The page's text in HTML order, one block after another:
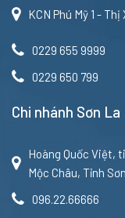
KCN Phú Mỹ 1 -
0229 655 9999
0229 650 799
Chi nhánh Sơn La
Hoàng Quốc Việt,
Mộc Châu, Tỉnh
096.22.66666